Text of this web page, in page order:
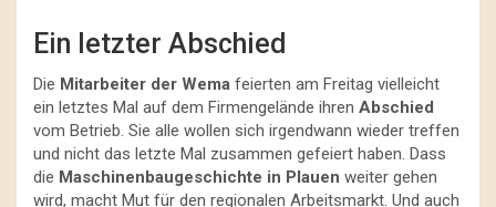
Ein letzter Abschied
Die Mitarbeiter der Wema feierten am Freitag vielleicht
ein letztes Mal auf dem Firmengelände ihren Abschied
vom Betrieb. Sie alle wollen sich irgendwann wieder treffen
und nicht das letzte Mal zusammen gefeiert haben. Dass
die Maschinenbaugeschichte in Plauen weiter gehen
wird, macht Mut für den regionalen Arbeitsmarkt. Und auch